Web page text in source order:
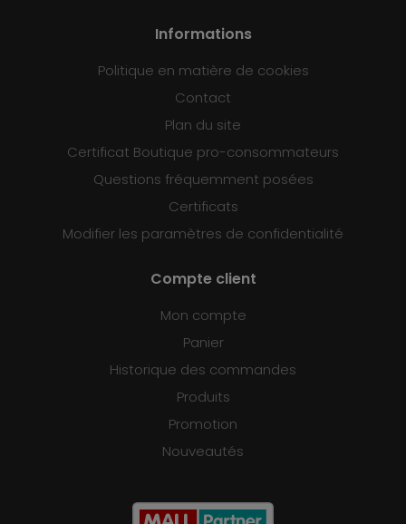
Informations
Politique en matière de cookies
Contact
Plan du site
Certificat Boutique pro-consommateurs
Questions fréquemment posées
Certificats
Modifier les paramètres de confidentialité
Compte client
Mon compte
Panier
Historique des commandes
Produits
Promotion
Nouveautés